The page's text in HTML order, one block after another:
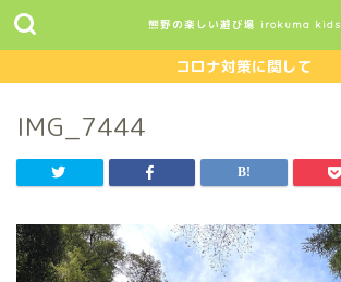
熊野の楽しい遊び場 irokuma kids
コロナ対策に関して
IMG_7444